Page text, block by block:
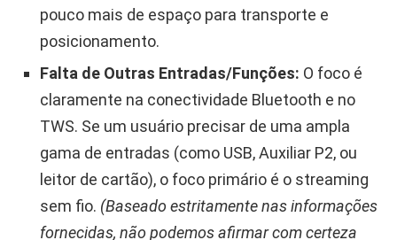
pouco mais de espaço para transporte e
posicionamento.
Falta de Outras Entradas/Funções: O foco é
claramente na conectividade Bluetooth e no
TWS. Se um usuário precisar de uma ampla
gama de entradas (como USB, Auxiliar P2, ou
leitor de cartão), o foco primário é o streaming
sem fio. (Baseado estritamente nas informações
fornecidas, não podemos afirmar com certeza